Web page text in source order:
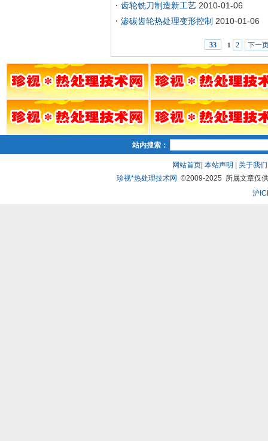
齿轮铣刀制造新工艺 2010-01-06
渗碳齿轮热处理变形控制 2010-01-06
33 1 2 下一
站内搜索：
网站首页| 本站声明 关于我们
珍视*热处理技术网 ©2009-2025 所属文章仅
沪